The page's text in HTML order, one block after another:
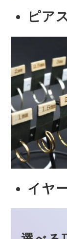
ピア
イヤ